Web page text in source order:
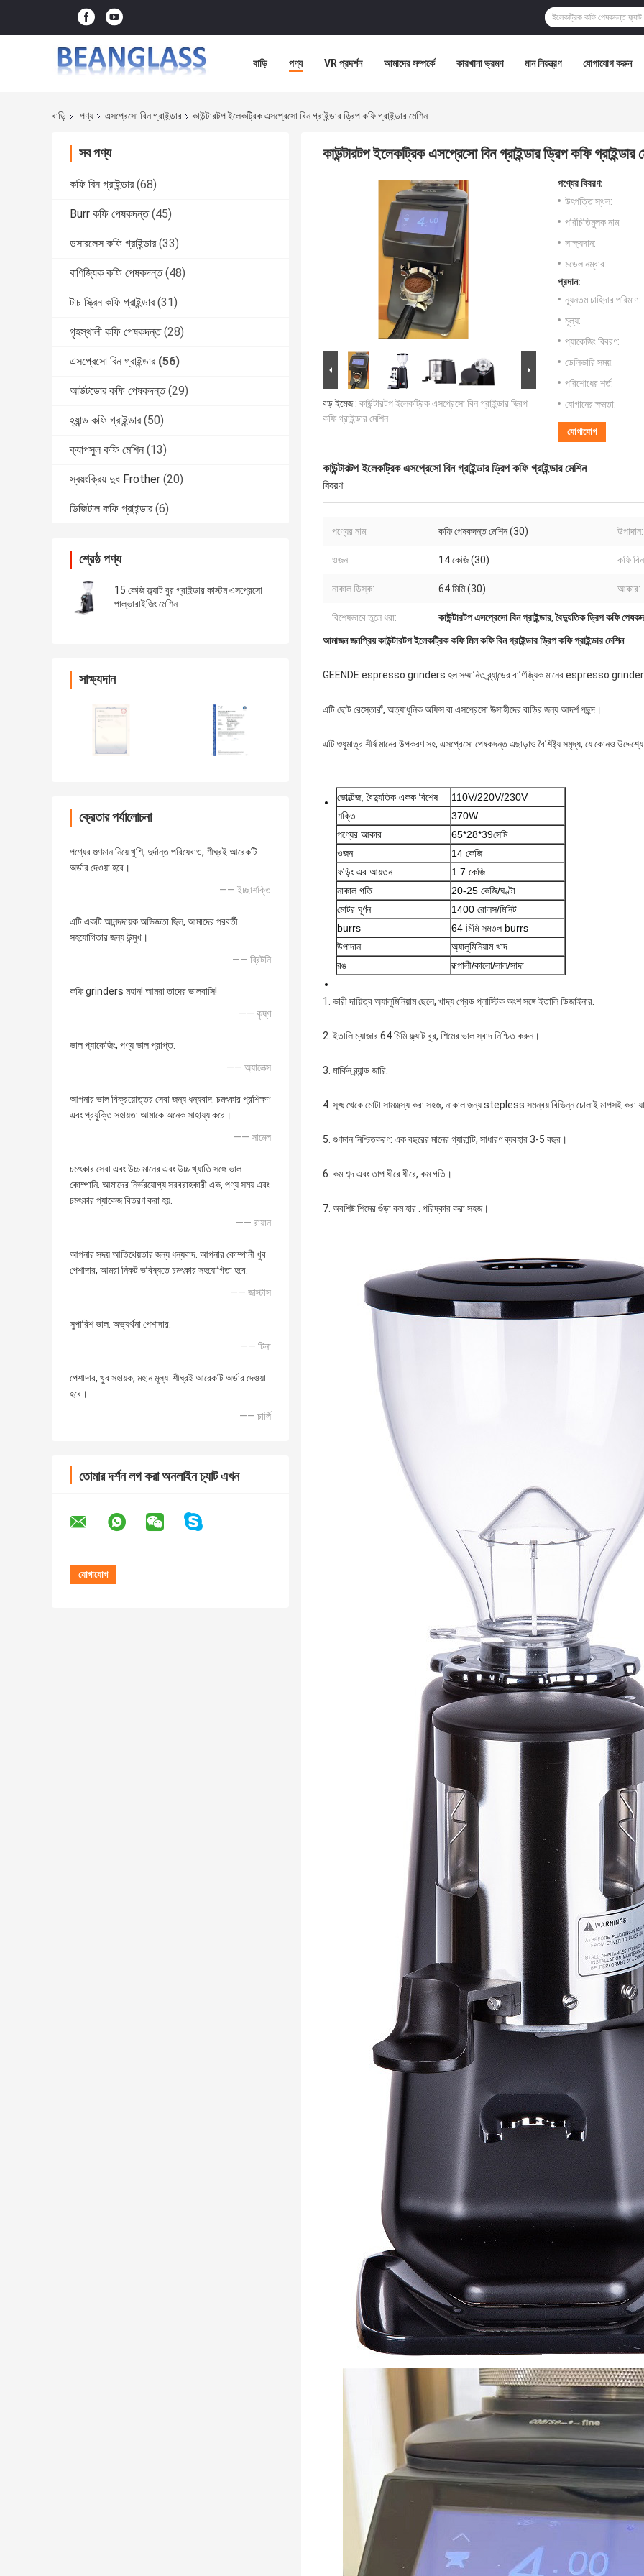
বাড়ি পণ্য VR প্রদর্শন আমাদের সম্পর্কে কারখানা ভ্রমণ মান নিয়ন্ত্রণ যোগাযোগ করুন
বাড়ি পণ্য এসপ্রেসো বিন গ্রাইন্ডার কাউন্টারটপ ইলেকট্রিক এসপ্রেসো বিন গ্রাইন্ডার ড্রিপ কফি গ্রাইন্ডার মেশিন
সব পণ্য
কফি বিন গ্রাইন্ডার (68)
Burr কফি পেষকদন্ত (45)
ডসারলেস কফি গ্রাইন্ডার (33)
বাণিজ্যিক কফি পেষকদন্ত (48)
টাচ স্ক্রিন কফি গ্রাইন্ডার (31)
গৃহস্থালী কফি পেষকদন্ত (28)
এসপ্রেসো বিন গ্রাইন্ডার (56)
আউটডোর কফি পেষকদন্ত (29)
হ্যান্ড কফি গ্রাইন্ডার (50)
ক্যাপসুল কফি মেশিন (13)
স্বয়ংক্রিয় দুধ Frother (20)
ডিজিটাল কফি গ্রাইন্ডার (6)
শ্রেষ্ঠ পণ্য
15 কেজি ফ্ল্যাট বুর গ্রাইন্ডার কাস্টম এসপ্রেসো
পাল্ভারাইজিং মেশিন
সাক্ষ্যদান
ক্রেতার পর্যালোচনা
পণ্যের গুণমান নিয়ে খুশি, দুর্দান্ত পরিষেবাও, শীঘ্রই আরেকটি
অর্ডার দেওয়া হবে।
—— ইচ্ছাশক্তি
এটি একটি আনন্দদায়ক অভিজ্ঞতা ছিল, আমাদের পরবর্তী
সহযোগিতার জন্য উন্মুখ।
—— ব্রিটনি
কফি grinders মহান! আমরা তাদের ভালবাসি!
—— কৃষ্ণ
ভাল প্যাকেজিং, পণ্য ভাল প্রাপ্ত.
—— অ্যালেক্স
আপনার ভাল বিক্রয়োত্তর সেবা জন্য ধন্যবাদ. চমৎকার প্রশিক্ষণ
এবং প্রযুক্তি সহায়তা আমাকে অনেক সাহায্য করে।
—— সামেল
চমৎকার সেবা এবং উচ্চ মানের এবং উচ্চ খ্যাতি সঙ্গে ভাল
কোম্পানি. আমাদের নির্ভরযোগ্য সরবরাহকারী এক, পণ্য সময় এবং
চমৎকার প্যাকেজ বিতরণ করা হয়.
—— রায়ান
আপনার সদয় আতিথেয়তার জন্য ধন্যবাদ. আপনার কোম্পানী খুব
পেশাদার, আমরা নিকট ভবিষ্যতে চমৎকার সহযোগিতা হবে.
—— জাস্টাস
সুপারিশ ভাল. অভ্যর্থনা পেশাদার.
—— টিনা
পেশাদার, খুব সহায়ক, মহান মূল্য. শীঘ্রই আরেকটি অর্ডার দেওয়া
হবে।
—— চার্লি
তোমার দর্শন লগ করা অনলাইন চ্যাট এখন
কাউন্টারটপ ইলেকট্রিক এসপ্রেসো বিন গ্রাইন্ডার ড্রিপ কফি গ্রাইন্ডার
বড় ইমেজ : কাউন্টারটপ ইলেকট্রিক এসপ্রেসো বিন গ্রাইন্ডার ড্রিপ
কফি গ্রাইন্ডার মেশিন
পণ্যের বিবরণ:
উৎপত্তি স্থল:
পরিচিতিমুলক নাম:
সাক্ষ্যদান:
মডেল নম্বার:
প্রদান:
ন্যূনতম চাহিদার পরিমাণ:
মূল্য:
প্যাকেজিং বিবরণ:
ডেলিভারি সময়:
পরিশোধের শর্ত:
যোগানের ক্ষমতা:
যোগাযোগ
কাউন্টারটপ ইলেকট্রিক এসপ্রেসো বিন গ্রাইন্ডার ড্রিপ কফি গ্রাইন্ডার মেশিন
বিবরণ
পণ্যের নাম: কফি পেষকদন্ত মেশিন (30) উপাদান:
ওজন: 14 কেজি (30) কফি
নাকাল ডিস্ক: 64 মিমি (30) আকার:
বিশেষভাবে তুলে ধরা: কাউন্টারটপ এসপ্রেসো বিন গ্রাইন্ডার,বৈদ্যুতিক ড্রিপ কফি
আমাজন জনপ্রিয় কাউন্টারটপ ইলেকট্রিক কফি মিল কফি বিন গ্রাইন্ডার ড্রিপ কফি গ্রাইন্ডার মেশিন
GEENDE espresso grinders হল সম্মানিত ব্র্যান্ডের বাণিজ্যিক মানের espresso
এটি ছোট রেস্তোরাঁ, অত্যাধুনিক অফিস বা এসপ্রেসো উত্সাহীদের বাড়ির জন্য আদর্শ পছন্দ।
এটি শুধুমাত্র শীর্ষ মানের উপকরণ সহ, এসপ্রেসো পেষকদন্ত এছাড়াও বৈশিষ্ট্য সমৃদ্ধ, যে কোনও উদ্দেশ্যে
ভোল্টেজ, বৈদ্যুতিক একক বিশেষ
110V/220V/230V
শক্তি
370W
পণ্যের আকার
65*28*39সেমি
ওজন
14 কেজি
ফড়িং এর আয়তন
1.7 কেজি
নাকাল গতি
20-25 কেজি/ঘণ্টা
মোটর ঘূর্ণন
1400 রোলস/মিনিট
burrs
64 মিমি সমতল burrs
উপাদান
অ্যালুমিনিয়াম খাদ
রঙ
রূপালী/কালো/লাল/সাদা
1. ভারী দায়িত্ব অ্যালুমিনিয়াম ছেলে, খাদ্য গ্রেড প্লাস্টিক অংশ সঙ্গে ইতালি ডিজাইনার.
2. ইতালি ম্যাজার 64 মিমি ফ্ল্যাট বুর, শিমের ভাল স্বাদ নিশ্চিত করুন।
3. মার্কিন ব্র্যান্ড জারি.
4. সূক্ষ্ম থেকে মোটা সামঞ্জস্য করা সহজ, নাকাল জন্য stepless সমন্বয় বিভিন্ন চোলাই মাপসই করা
5. গুণমান নিশ্চিতকরণ: এক বছরের মানের গ্যারান্টি, সাধারণ ব্যবহার 3-5 বছর।
6. কম শব্দ এবং তাপ ধীরে ধীরে, কম গতি।
7. অবশিষ্ট শিমের গুঁড়া কম হার . পরিষ্কার করা সহজ।